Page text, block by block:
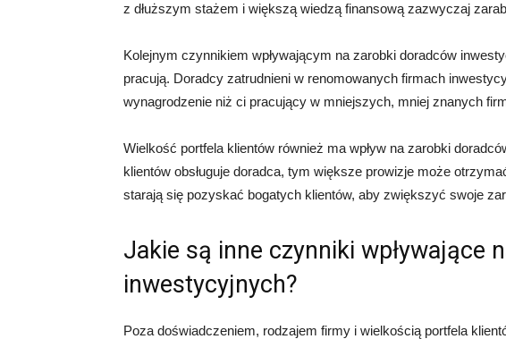
z dłuższym stażem i większą wiedzą finansową zazwyczaj
Kolejnym czynnikiem wpływającym na zarobki doradców
pracują. Doradcy zatrudnieni w renomowanych firmach
wynagrodzenie niż ci pracujący w mniejszych, mniej znanych
Wielkość portfela klientów również ma wpływ na zarobki
klientów obsługuje doradca, tym większe prowizje może
starają się pozyskać bogatych klientów, aby zwiększyć swoje
Jakie są inne czynniki wpływające
inwestycyjnych?
Poza doświadczeniem, rodzajem firmy i wielkością portfela